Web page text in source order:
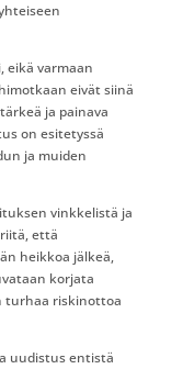
eikä varmaan
eivät siinä
ja painava
on esitetyssä
ja muiden
vinkkelistä ja
että
heikkoa jälkeä,
korjata
turhaa riskinottoa
uudistus entistä